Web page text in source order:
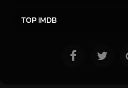
TOP IMDB